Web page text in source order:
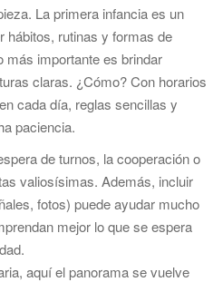
La primera infancia es un
hábitos, rutinas y formas de
más importante es brindar
claras. ¿Cómo? Con horarios
cada día, reglas sencillas y
paciencia.
de turnos, la cooperación o
valiosísimas. Además, incluir
fotos) puede ayudar mucho
mejor lo que se espera
aquí el panorama se vuelve